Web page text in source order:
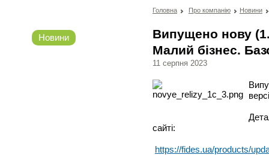
Новини
Головна Про компанію Новини
Випущено нову
Малий бізнес.
11 серпня 2023
сайті:
https://fides.ua/products/